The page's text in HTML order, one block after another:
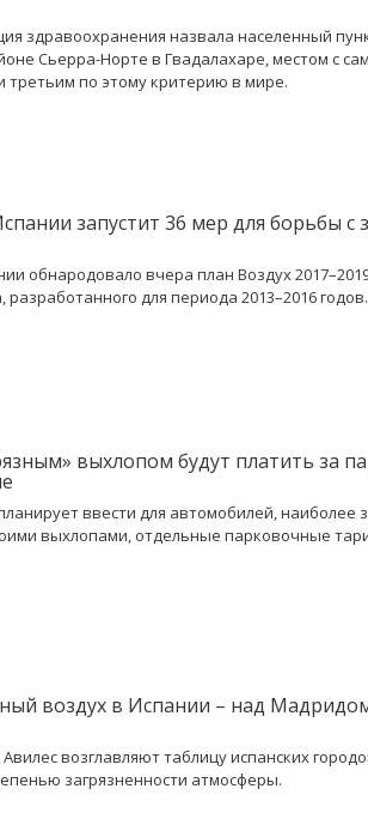
здравоохранения назвала населенный
Сьерра-Норте в Гвадалахаре, местом с
третьим по этому критерию в мире.
запустит 36 мер для борьбы с
обнародовало вчера план Воздух
для периода 2013–2016 годов.
выхлопом будут платить за
ввести для автомобилей, наиболее
выхлопами, отдельные парковочные
воздух в Испании – над
возглавляют таблицу испанских
загрязненности атмосферы.